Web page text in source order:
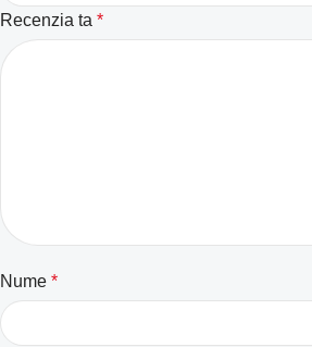
Recenzia ta *
Nume *